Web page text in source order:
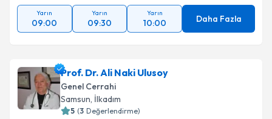
Yarın
09:00
Yarın
09:30
Yarın
10:00 Daha Fazla
Prof. Dr. Ali Naki Ulusoy
Genel Cerrahi
Samsun, İlkadım
5 (3 Değerlendirme)